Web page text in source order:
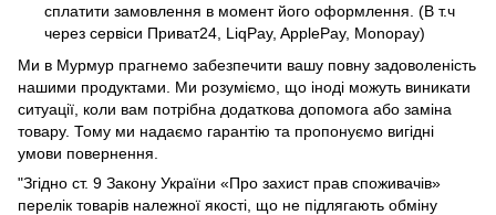
сплатити замовлення в момент його оформлення. (В т.ч
через сервіси Приват24, LiqPay, ApplePay, Monopay)
Ми в Мурмур прагнемо забезпечити вашу повну задоволеність
нашими продуктами. Ми розуміємо, що іноді можуть виникати
ситуації, коли вам потрібна додаткова допомога або заміна
товару. Тому ми надаємо гарантію та пропонуємо вигідні
умови повернення.
"Згідно ст. 9 Закону України «Про захист прав споживачів»
перелік товарів належної якості, що не підлягають обміну